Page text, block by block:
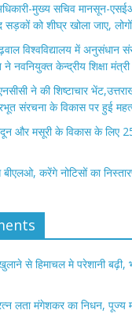
मुख्य सचिव मानसून-
सड़कों को शीघ्र खोला जाए,
विश्वविद्यालय में अनुसंधान
ने नवनियुक्त केन्द्रीय शिक्षा
ने की शिष्टाचार
संरचना के विकास पर हुई
और मसूरी के विकास के लिए
बीएलओ, करेंगे नोटिसों का
से हिमाचल मे परेशानी बढ़ी,
लता मंगेशकर का निधन, पूज्य